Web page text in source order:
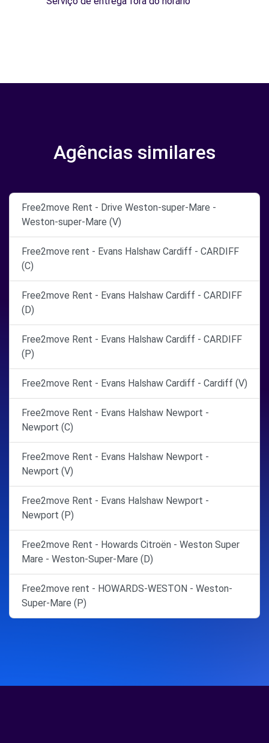
Agências similares
Free2move Rent - Drive Weston-super-Mare -
Weston-super-Mare (V)
Free2move rent - Evans Halshaw Cardiff - CARDIFF
(C)
Free2move Rent - Evans Halshaw Cardiff - CARDIFF
(D)
Free2move Rent - Evans Halshaw Cardiff - CARDIFF
(P)
Free2move Rent - Evans Halshaw Cardiff - Cardiff (V)
Free2move Rent - Evans Halshaw Newport -
Newport (C)
Free2move Rent - Evans Halshaw Newport -
Newport (V)
Free2move Rent - Evans Halshaw Newport -
Newport (P)
Free2move Rent - Howards Citroën - Weston Super
Mare - Weston-Super-Mare (D)
Free2move rent - HOWARDS-WESTON - Weston-
Super-Mare (P)